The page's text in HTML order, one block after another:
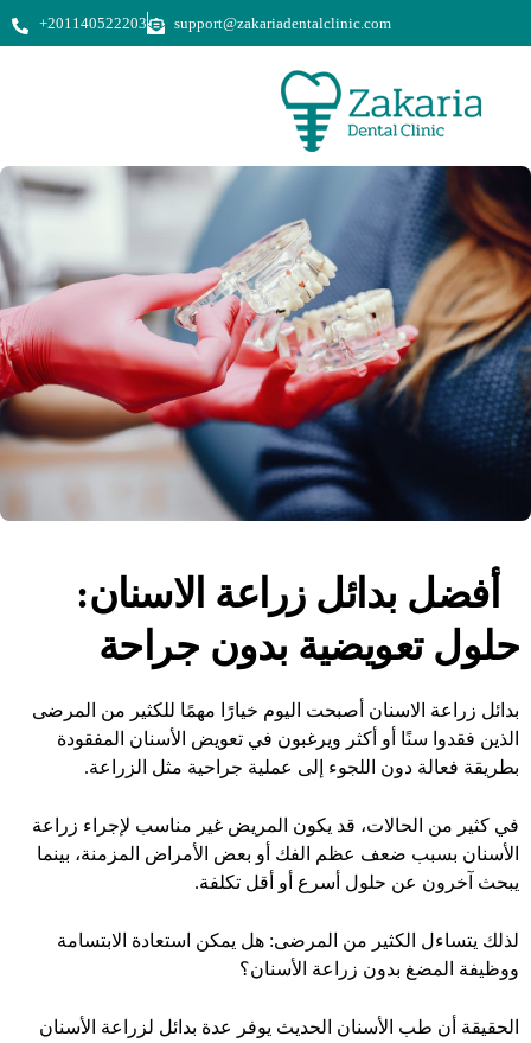
+201140522203 support@zakariadentalclinic.com
أفضل بدائل زراعة الاسنان:
حلول تعويضية بدون جراحة
بدائل زراعة الاسنان أصبحت اليوم خيارًا مهمًا للكثير من المرضى
الذين فقدوا سنًا أو أكثر ويرغبون في تعويض الأسنان المفقودة
بطريقة فعالة دون اللجوء إلى عملية جراحية مثل الزراعة.
في كثير من الحالات، قد يكون المريض غير مناسب لإجراء زراعة
الأسنان بسبب ضعف عظم الفك أو بعض الأمراض المزمنة، بينما
يبحث آخرون عن حلول أسرع أو أقل تكلفة.
لذلك يتساءل الكثير من المرضى: هل يمكن استعادة الابتسامة
ووظيفة المضغ بدون زراعة الأسنان؟
الحقيقة أن طب الأسنان الحديث يوفر عدة بدائل لزراعة الأسنان